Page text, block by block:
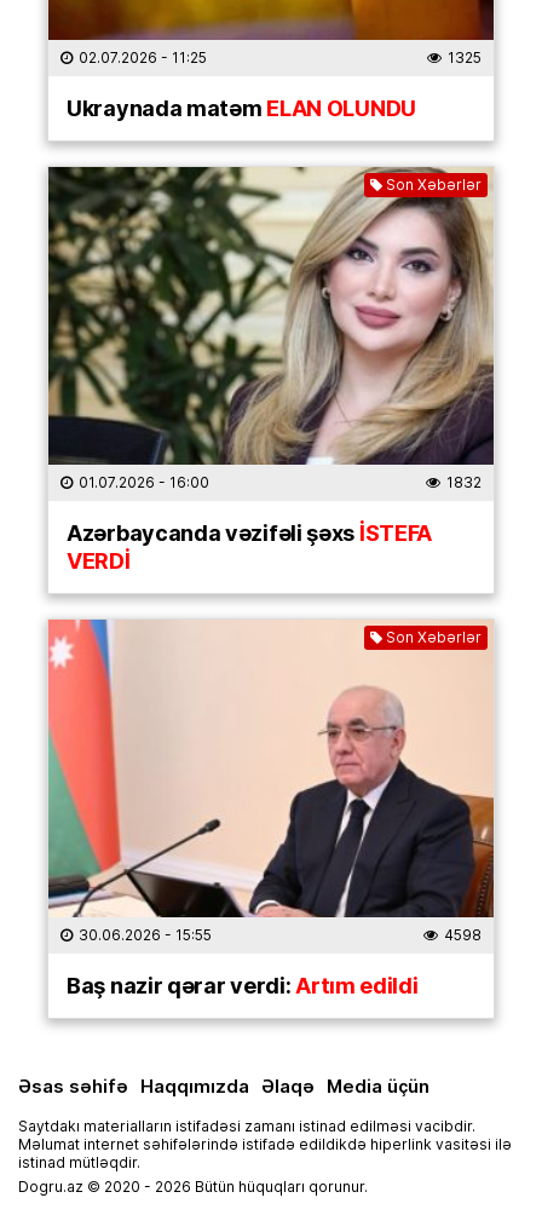
02.07.2026 - 11:25 1325
Ukraynada matəmELAN OLUNDU
Son Xəbərlər
01.07.2026 - 16:00 1832
Azərbaycanda vəzifəli şəxsİSTEFA
VERDİ
Son Xəbərlər
30.06.2026 - 15:55 4598
Baş nazir qərar verdi:Artım edildi
Əsas səhifə Haqqımızda Əlaqə Media üçün
Saytdakı materialların istifadəsi zamanı istinad edilməsi vacibdir.
Məlumat internet səhifələrində istifadə edildikdə hiperlink vasitəsi ilə
istinad mütləqdir.
Dogru.az © 2020 - 2026 Bütün hüquqları qorunur.